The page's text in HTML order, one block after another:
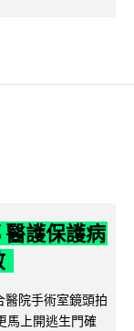
護保護病
院手術室鏡頭拍
馬上開逃生門確